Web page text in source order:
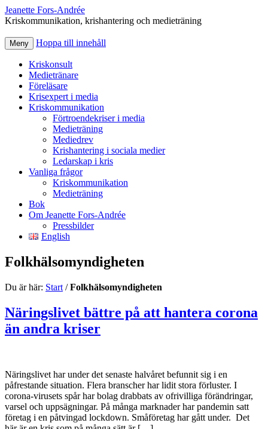
Jeanette Fors‑Andrée
Kriskommunikation, krishantering och medieträning
Meny Hoppa till innehåll
Kriskonsult
Medietränare
Föreläsare
Krisexpert i media
Kriskommunikation
Förtroendekriser i media
Medieträning
Mediedrev
Krishantering i sociala medier
Ledarskap i kris
Vanliga frågor
Kriskommunikation
Medieträning
Bok
Om Jeanette Fors-Andrée
Pressbilder
English
Folkhälsomyndigheten
Du är här: Start /Folkhälsomyndigheten
Näringslivet bättre på att hantera corona
än andra kriser
Näringslivet har under det senaste halvåret befunnit sig i en
påfrestande situation. Flera branscher har lidit stora förluster. I
corona-virusets spår har bolag drabbats av ofrivilliga förändringar,
varsel och uppsägningar. På många marknader har pandemin satt
företag i en påtvingad lockdown. Småföretag har gått under. Det